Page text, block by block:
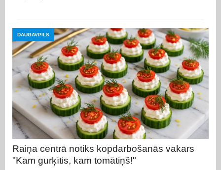
DAUGAVPILS
Raiņa centrā notiks kopdarbošanās vakars
"Kam gurķītis, kam tomātiņš!"